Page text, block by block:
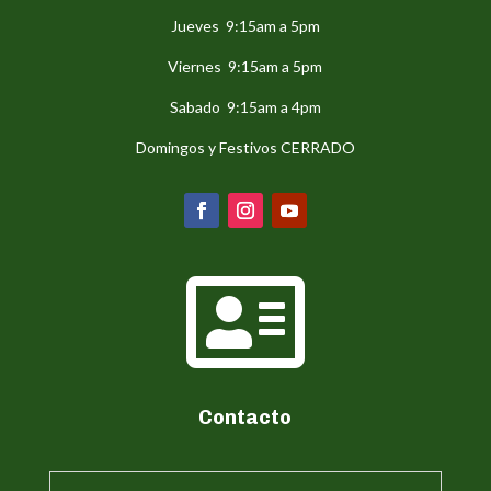
Jueves 9:15am a 5pm
Viernes 9:15am a 5pm
Sabado 9:15am a 4pm
Domingos y Festivos CERRADO

Contacto